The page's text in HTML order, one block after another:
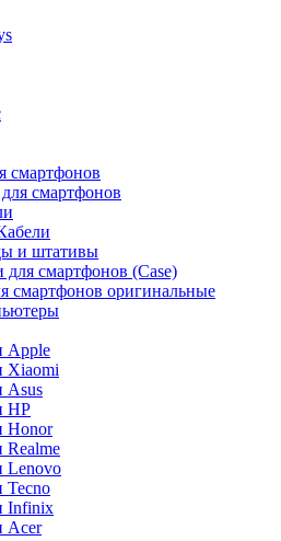
смартфонов
смартфонов
и штативы
для смартфонов (Case)
смартфонов оригинальные
Apple
Xiaomi
Asus
HP
Honor
Realme
Lenovo
Tecno
Infinix
Acer